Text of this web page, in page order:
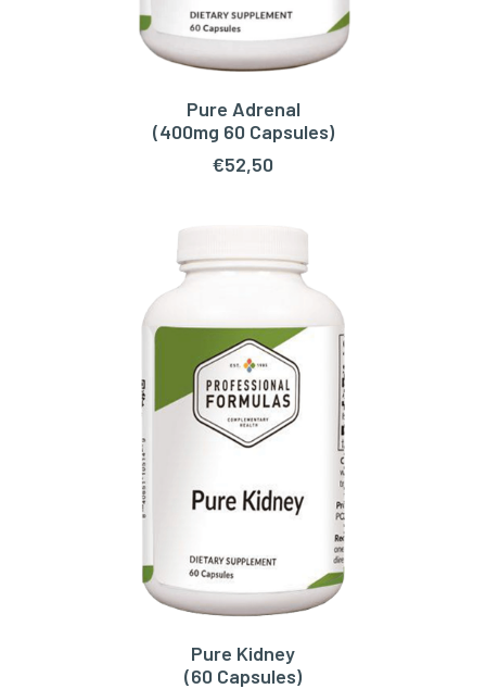
TOEVOEGEN AAN WINKELWAGEN
Pure Adrenal
(400mg 60 Capsules)
€52,50
TOEVOEGEN AAN WINKELWAGEN
Pure Kidney
(60 Capsules)